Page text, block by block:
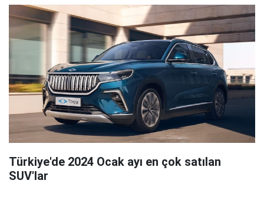
Türkiye'de 2024 Ocak ayı en çok satılan
SUV'lar